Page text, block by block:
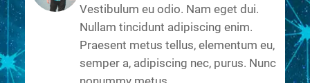
Vestibulum eu odio. Nam eget dui.
Nullam tincidunt adipiscing enim.
Praesent metus tellus, elementum eu,
semper a, adipiscing nec, purus. Nunc